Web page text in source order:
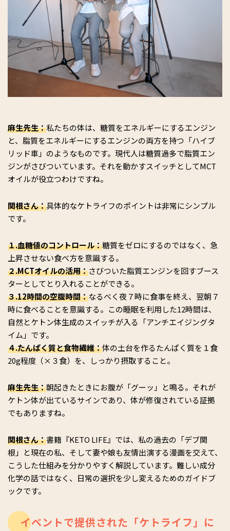
麻生先生：私たちの体は、糖質をエネルギーにするエンジン
と、脂質をエネルギーにするエンジンの両方を持つ「ハイブ
リッド車」のようなものです。現代人は糖質過多で脂質エン
ジンがさびついています。それを動かすスイッチとしてMCT
オイルが役立つわけですね。
関根さん：具体的なケトライフのポイントは非常にシンプル
です。
１.血糖値のコントロール：糖質をゼロにするのではなく、急
上昇させない食べ方を意識する。
２.MCTオイルの活用：さびついた脂質エンジンを回すブース
ターとしてとり入れることができる。
３.12時間の空腹時間：なるべく夜７時に食事を終え、翌朝７
時に食べることを意識する。この睡眠を利用した12時間は、
自然とケトン体生成のスイッチが入る「アンチエイジングタ
イム」です。
４.たんぱく質と食物繊維：体の土台を作るたんぱく質を１食
20g程度（×３食）を、しっかり摂取すること。
麻生先生：朝起きたときにお腹が「グーッ」と鳴る。それが
ケトン体が出ているサインであり、体が修復されている証拠
でもありますね。
関根さん：書籍『KETO LIFE』では、私の過去の「デブ関
根」と現在の私、そして妻や娘も友情出演する漫画を交えて、
こうした仕組みを分かりやすく解説しています。難しい成分
化学の話ではなく、日常の選択を少し変えるためのガイドブ
ックです。
イベントで提供された「ケトライフ」に